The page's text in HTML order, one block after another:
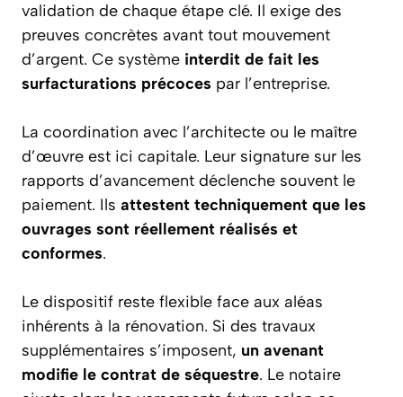
validation de chaque étape clé. Il exige des
preuves concrètes avant tout mouvement
d’argent. Ce système interdit de fait les
surfacturations précoces par l’entreprise.
La coordination avec l’architecte ou le maître
d’œuvre est ici capitale. Leur signature sur les
rapports d’avancement déclenche souvent le
paiement. Ils attestent techniquement que les
ouvrages sont réellement réalisés et
conformes.
Le dispositif reste flexible face aux aléas
inhérents à la rénovation. Si des travaux
supplémentaires s’imposent, un avenant
modifie le contrat de séquestre. Le notaire